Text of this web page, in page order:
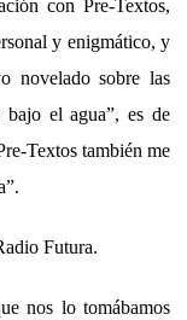
con Pre-Textos,
y enigmático, y
novelado sobre las
bajo el agua”, es de
Textos también me
Futura.
nos lo tomábamos